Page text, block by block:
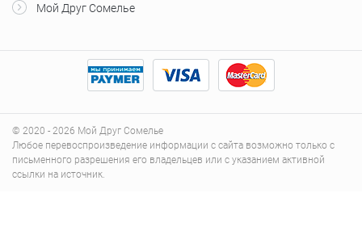
Мой Друг Сомелье
© 2020 - 2026 Мой Друг Сомелье
Любое перевоспроизведение информации с сайта возможно только с
письменного разрешения его владельцев или с указанием активной
ссылки на источник.